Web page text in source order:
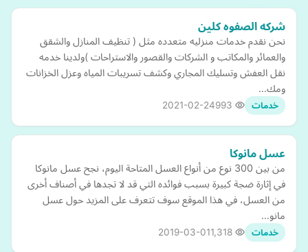
شركه الصفوه كلين
نحن نقدم خدمات منزليه متعدده مثل ( تنظيف المنازل والشقق
والعمائر والمكاتب و الشركات والقصور والاستراحات )ولدينا خدمه
نقل العفش وتسليك المجاري وكشف تسريبات المياه وعزل الخزانات
ومك…
خدمات 2021-02-24
عسل مانوكا
من بين 300 نوع من أنواع العسل المتاحة اليوم، نجح عسل مانوكا
في إثارة ضجة كبيرة بسبب فوائده التي قد لا تجدها في أصناف أخرى
من العسل، في هذا الموقع سوف تتعرف على المزيد حول عسل
مانو…
خدمات 2019-03-01